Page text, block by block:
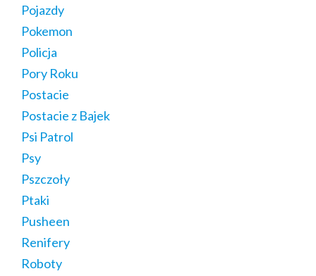
Pojazdy
Pokemon
Policja
Pory Roku
Postacie
Postacie z Bajek
Psi Patrol
Psy
Pszczoły
Ptaki
Pusheen
Renifery
Roboty